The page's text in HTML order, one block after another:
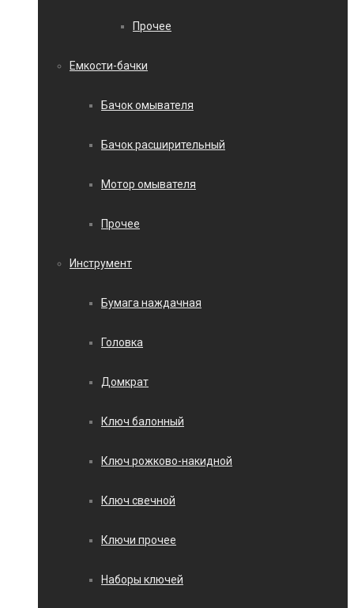
Прочее
Емкости-бачки
Бачок омывателя
Бачок расширительный
Мотор омывателя
Прочее
Инструмент
Бумага наждачная
Головка
Домкрат
Ключ балонный
Ключ рожково-накидной
Ключ свечной
Ключи прочее
Наборы ключей